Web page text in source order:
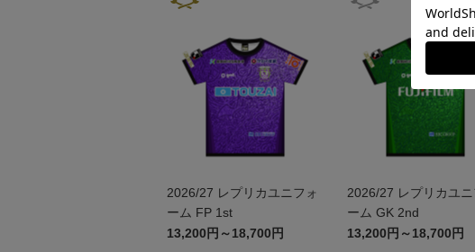
2026/27 レプリカユニフォ
ーム FP 1st
13,200円～18,700円
2026/27 レプリカユニフォ
ーム GK 2nd
13,200円～18,700円